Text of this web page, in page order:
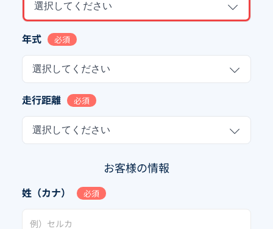
選択してください
年式 必須
選択してください
走行距離 必須
選択してください
お客様の情報
姓（カナ） 必須